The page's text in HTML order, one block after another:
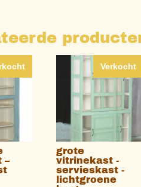
–
Verkocht
grote
vitrinekast -
servieskast -
lichtgroene